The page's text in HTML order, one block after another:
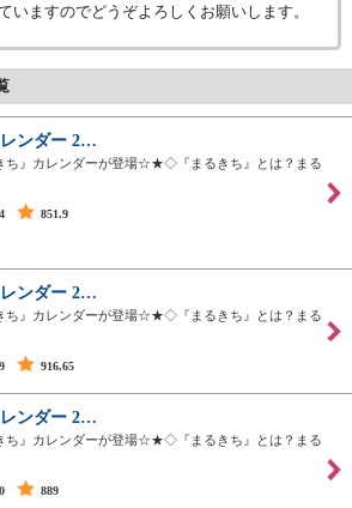
いますのでどうぞよろしくお願いします。
ンダー 2…
ち』カレンダーが登場☆★◇『まるきち』とは？まる
851.9
ンダー 2…
ち』カレンダーが登場☆★◇『まるきち』とは？まる
916.65
ンダー 2…
ち』カレンダーが登場☆★◇『まるきち』とは？まる
889